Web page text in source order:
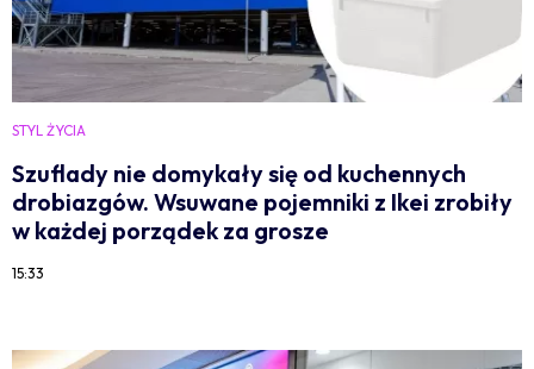
STYL ŻYCIA
Szuflady nie domykały się od kuchennych
drobiazgów. Wsuwane pojemniki z Ikei zrobiły
w każdej porządek za grosze
15:33